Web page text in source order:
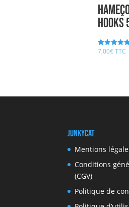
Note
7,00€ TTC
JunkyCat
Mentions
Conditions
(CGV)
Politique de